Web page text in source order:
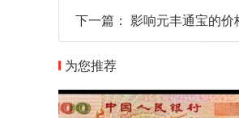
下一篇： 影响元丰通宝的价
为您推荐